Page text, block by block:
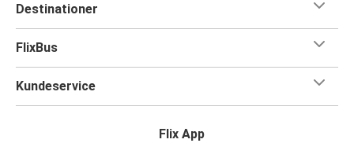
Destinationer
FlixBus
Kundeservice
Flix App